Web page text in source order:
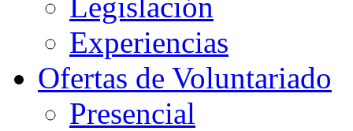
Experiencias
Ofertas de Voluntariado
Presencial